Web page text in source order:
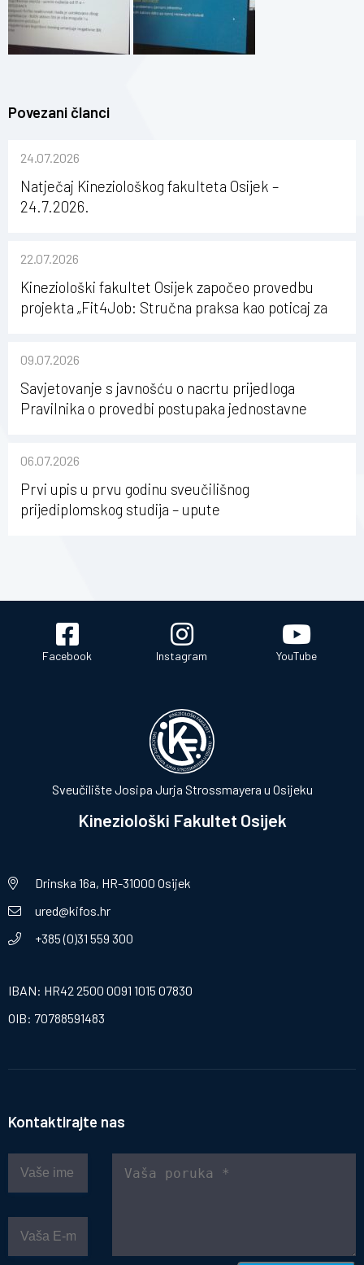
Povezani članci
24.07.2026
Natječaj Kineziološkog fakulteta Osijek –
24.7.2026.
22.07.2026
Kineziološki fakultet Osijek započeo provedbu
projekta „Fit4Job: Stručna praksa kao poticaj za
09.07.2026
Savjetovanje s javnošću o nacrtu prijedloga
Pravilnika o provedbi postupaka jednostavne
Osijeku
06.07.2026
Prvi upis u prvu godinu sveučilišnog
prijediplomskog studija – upute
Facebook Instagram YouTube
Sveučilište Josipa Jurja Strossmayera u Osijeku
Kineziološki Fakultet Osijek
Drinska 16a, HR-31000 Osijek
ured@kifos.hr
+385 (0)31 559 300
IBAN: HR42 2500 0091 1015 07830
OIB: 70788591483
Kontaktirajte nas